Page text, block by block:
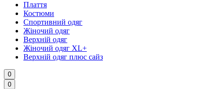
Плаття
Костюми
Спортивний одяг
Жіночий одяг
Верхній одяг
Жіночий одяг XL+
Верхній одяг плюс сайз
0
0